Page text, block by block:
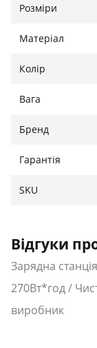
годин)
Батарея та
Ємність: 270
Розміри
Матеріал
Колір
Вага
Бренд
Гарантія
SKU
Відгуки
Зарядна
270Вт*год /
виробник